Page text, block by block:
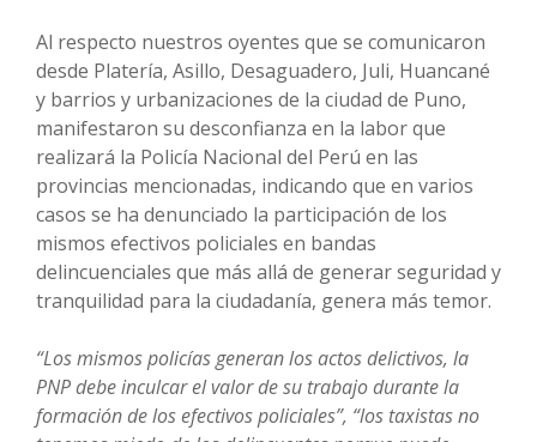
Al respecto nuestros oyentes que se comunicaron
desde Platería, Asillo, Desaguadero, Juli, Huancané
y barrios y urbanizaciones de la ciudad de Puno,
manifestaron su desconfianza en la labor que
realizará la Policía Nacional del Perú en las
provincias mencionadas, indicando que en varios
casos se ha denunciado la participación de los
mismos efectivos policiales en bandas
delincuenciales que más allá de generar seguridad y
tranquilidad para la ciudadanía, genera más temor.
“Los mismos policías generan los actos delictivos, la
PNP debe inculcar el valor de su trabajo durante la
formación de los efectivos policiales”, “los taxistas no